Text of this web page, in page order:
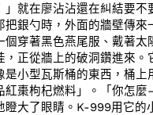
」就在廖沾沾還在糾結要不
把銀勺時，外面的牆壁傳來
個穿著黑色燕尾服、戴著太
，正從牆上的破洞鑽進來。
是小型瓦斯桶的東西，桶上
紅棗枸杞燃料」。「你怎
瞪大了眼睛。K-999用它的